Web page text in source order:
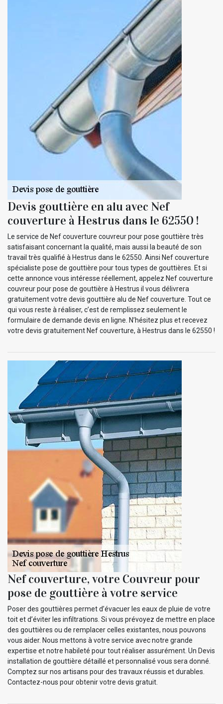
Devis gouttière en alu avec Nef
couverture à Hestrus dans le 62550 !
Le service de Nef couverture couvreur pour pose gouttière très
satisfaisant concernant la qualité, mais aussi la beauté de son
travail très qualifié à Hestrus dans le 62550. Ainsi Nef couverture
spécialiste pose de gouttière pour tous types de gouttières. Et si
cette annonce vous intéresse réellement, appelez Nef couverture
couvreur pour pose de gouttière à Hestrus il vous délivrera
gratuitement votre devis gouttière alu de Nef couverture. Tout ce
qui vous reste à réaliser, c’est de remplissez seulement le
formulaire de demande devis en ligne. N’hésitez plus et recevez
votre devis gratuitement Nef couverture, à Hestrus dans le 62550 !
Nef couverture, votre Couvreur pour
pose de gouttière à votre service
Poser des gouttières permet d’évacuer les eaux de pluie de votre
toit et d’éviter les infiltrations. Si vous prévoyez de mettre en place
des gouttières ou de remplacer celles existantes, nous pouvons
vous aider. Nous mettons à votre service avec notre grande
expertise et notre habileté pour tout réaliser assurément. Un Devis
installation de gouttière détaillé et personnalisé vous sera donné.
Comptez sur nos artisans pour des travaux réussis et durables.
Contactez-nous pour obtenir votre devis gratuit.